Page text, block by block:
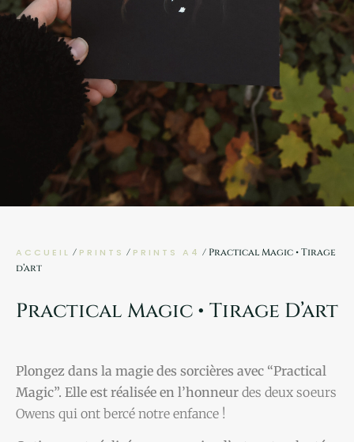
ACCUEIL / PRINTS / PRINTS A4 / Practical Magic • Tirage
d’art
Practical Magic • Tirage D’art
Plongez dans la magie des sorcières avec “Practical
Magic”. Elle est réalisée en l’honneur des deux soeurs
Owens qui ont bercé notre enfance !